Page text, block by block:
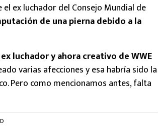
ex luchador del Consejo Mundial de
de una pierna debido a la
luchador y ahora creativo de WWE
varias afecciones y esa habría sido la
Pero como mencionamos antes, falta